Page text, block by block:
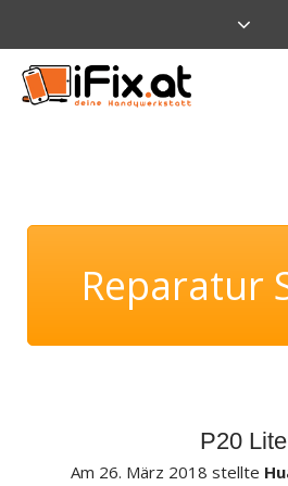
Reparatur
P20 Lite
Am 26. März 2018 stellte